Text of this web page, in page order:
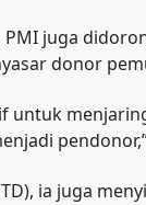
PMI juga
donor
untuk
ia juga